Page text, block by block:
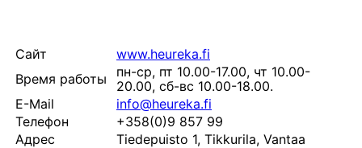
Сайт
www.heureka.fi
Время работы
пн-ср, пт 10.00-17.00, чт 10.00-
20.00, сб-вс 10.00-18.00.
E-Mail
info@heureka.fi
Телефон
+358(0)9 857 99
Адрес
Tiedepuisto 1, Tikkurila, Vantaa